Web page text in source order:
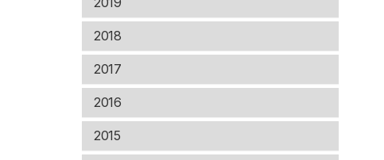
2018
2017
2016
2015